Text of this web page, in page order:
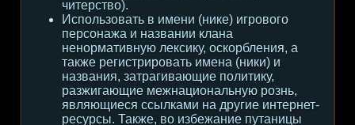
читерство).
Использовать в имени (нике) игрового
персонажа и названии клана
ненормативную лексику, оскорбления, а
также регистрировать имена (ники) и
названия, затрагивающие политику,
разжигающие межнациональную рознь,
являющиеся ссылками на другие интернет-
ресурсы. Также, во избежание путаницы